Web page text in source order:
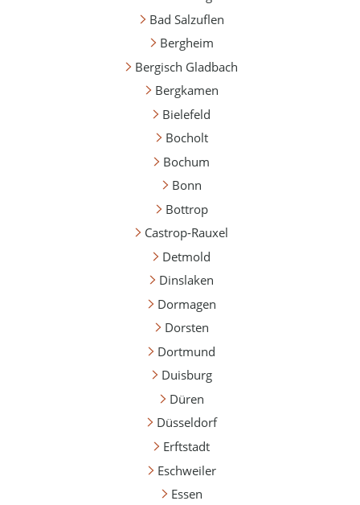
Bad Salzuflen
Bergheim
Bergisch Gladbach
Bergkamen
Bielefeld
Bocholt
Bochum
Bonn
Bottrop
Castrop-Rauxel
Detmold
Dinslaken
Dormagen
Dorsten
Dortmund
Duisburg
Düren
Düsseldorf
Erftstadt
Eschweiler
Essen